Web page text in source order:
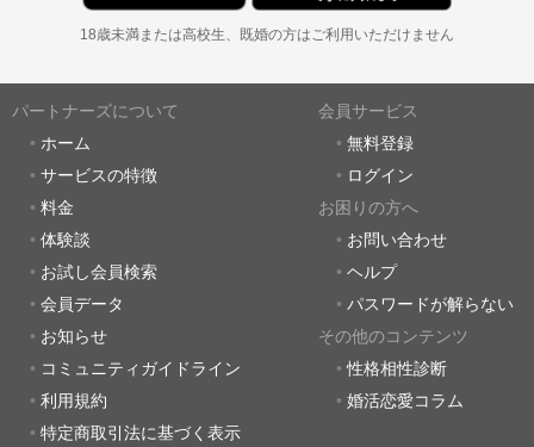
18歳未満または高校生、既婚の方はご利用いただけません
パートナーズについて
ホーム
サービスの特徴
料金
体験談
お試し会員検索
会員データ
お知らせ
コミュニティガイドライン
利用規約
特定商取引法に基づく表示
会員サービス
無料登録
ログイン
お困りの方へ
お問い合わせ
ヘルプ
パスワードが解らない
その他のコンテンツ
性格相性診断
婚活恋愛コラム